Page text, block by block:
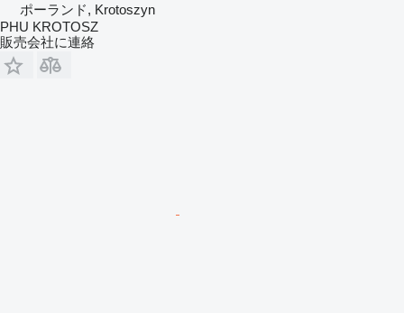
ポーランド, Krotoszyn
PHU KROTOSZ
販売会社に連絡